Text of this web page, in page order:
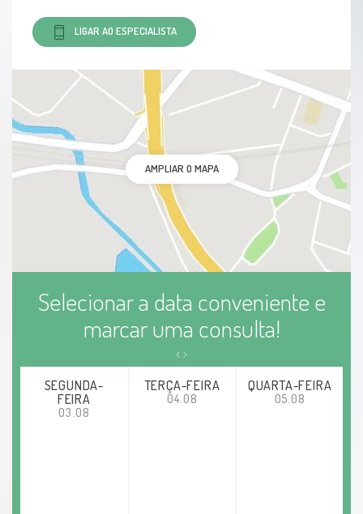
LIGAR AO ESPECIALISTA
AMPLIAR O MAPA
Selecionar a data conveniente e
marcar uma consulta!
SEGUNDA-
FEIRA
03.08
TERÇA-FEIRA
04.08
QUARTA-FEIRA
05.08